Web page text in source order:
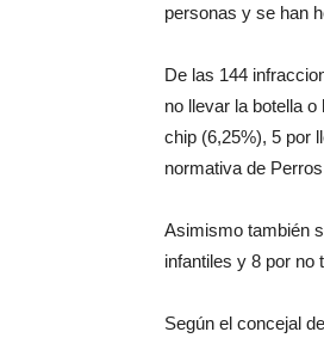
personas y se han
De las 144
no llevar la botella
chip (6,25%), 5 por
normativa de
Asimismo también
infantiles y 8 por no
Según el concejal